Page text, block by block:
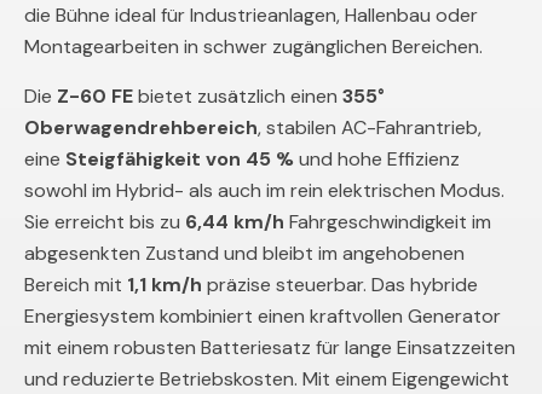
die Bühne ideal für Industrieanlagen, Hallenbau oder
Montagearbeiten in schwer zugänglichen Bereichen.
Die Z-60 FEbietet zusätzlich einen 355°
Oberwagendrehbereich, stabilen AC-Fahrantrieb,
eine Steigfähigkeit von 45 %und hohe Effizienz
sowohl im Hybrid- als auch im rein elektrischen Modus.
Sie erreicht bis zu 6,44 km/h Fahrgeschwindigkeit im
abgesenkten Zustand und bleibt im angehobenen
Bereich mit 1,1 km/h präzise steuerbar. Das hybride
Energiesystem kombiniert einen kraftvollen Generator
mit einem robusten Batteriesatz für lange Einsatzzeiten
und reduzierte Betriebskosten. Mit einem Eigengewicht